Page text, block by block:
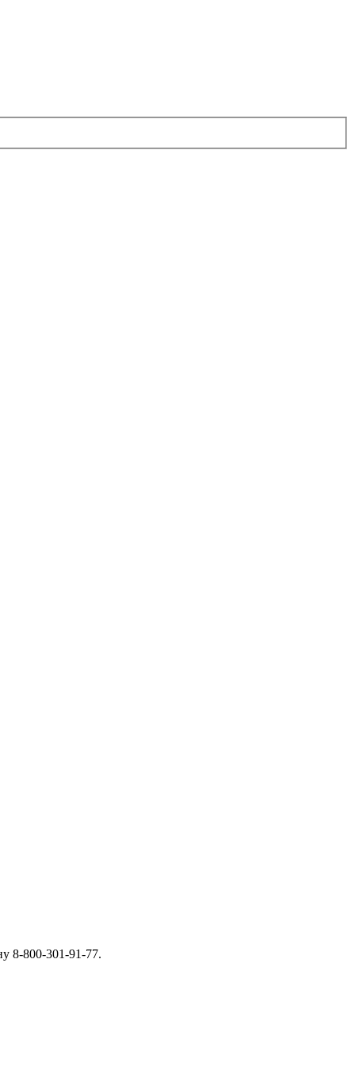
8-800-301-91-77.